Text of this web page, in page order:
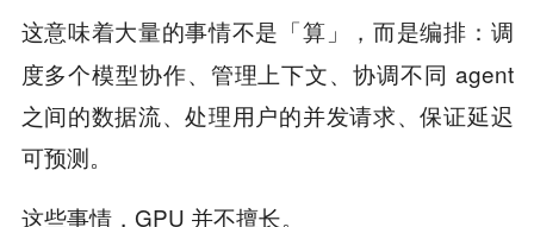
这意味着大量的事情不是「算」，而是编排 ：调
度多个模型协作、管理上下文、协调不同 agent
之间的数据流、处理用户的并发请求、保证延迟
可预测。
这些事情，GPU 并不擅长。